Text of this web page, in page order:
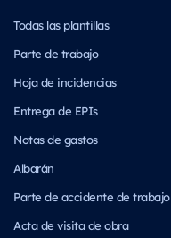
Todas las plantillas
Parte de trabajo
Hoja de incidencias
Entrega de EPIs
Notas de gastos
Albarán
Parte de accidente de trabajo
Acta de visita de obra